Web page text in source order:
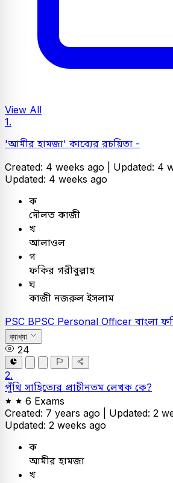
View All
1.
'আমীর হামজা' কাব্যের রচয়িতা -
Created: 4 weeks ago | Updated: 4
Updated: 4 weeks ago
ক
দৌলত কাজী
খ
আলাওল
গ
ফকির গরীবুল্লাহ
ঘ
কাজী নজরুল ইসলাম
PSC BPSC Personal Officer বাংলা
ব্যাখ্যা
24
2.
পুঁথি সাহিত্যের প্রাচীনতম লেখক কে?
6 Exams
Created: 7 years ago | Updated: 2
Updated: 2 weeks ago
ক
আমীর হামজা
খ